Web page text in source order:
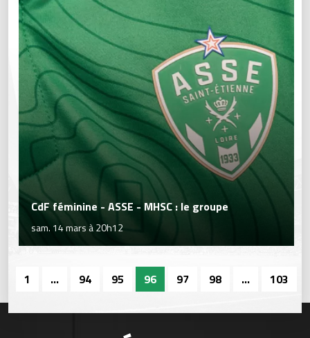
CdF féminine - ASSE - MHSC : le groupe
sam. 14 mars à 20h12
1 ... 94 95 96 97 98 ... 103